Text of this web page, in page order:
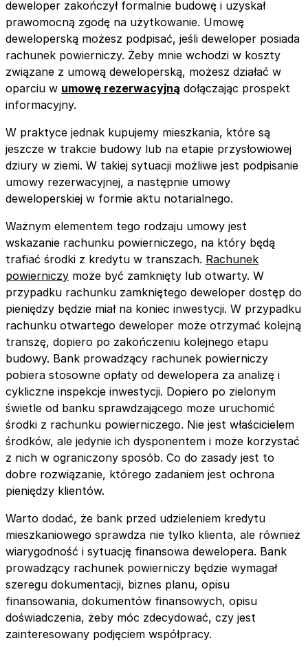
deweloper zakończył formalnie budowę i uzyskał
prawomocną zgodę na użytkowanie. Umowę
deweloperską możesz podpisać, jeśli deweloper posiada
rachunek powierniczy. Żeby mnie wchodzi w koszty
związane z umową deweloperską, możesz działać w
oparciu w umowę rezerwacyjną dołączając prospekt
informacyjny.
W praktyce jednak kupujemy mieszkania, które są
jeszcze w trakcie budowy lub na etapie przysłowiowej
dziury w ziemi. W takiej sytuacji możliwe jest podpisanie
umowy rezerwacyjnej, a następnie umowy
deweloperskiej w formie aktu notarialnego.
Ważnym elementem tego rodzaju umowy jest
wskazanie rachunku powierniczego, na który będą
trafiać środki z kredytu w transzach. Rachunek
powierniczy może być zamknięty lub otwarty. W
przypadku rachunku zamkniętego deweloper dostęp do
pieniędzy będzie miał na koniec inwestycji. W przypadku
rachunku otwartego deweloper może otrzymać kolejną
transzę, dopiero po zakończeniu kolejnego etapu
budowy. Bank prowadzący rachunek powierniczy
pobiera stosowne opłaty od dewelopera za analizę i
cykliczne inspekcje inwestycji. Dopiero po zielonym
świetle od banku sprawdzającego może uruchomić
środki z rachunku powierniczego. Nie jest właścicielem
środków, ale jedynie ich dysponentem i może korzystać
z nich w ograniczony sposób. Co do zasady jest to
dobre rozwiązanie, którego zadaniem jest ochrona
pieniędzy klientów.
Warto dodać, że bank przed udzieleniem kredytu
mieszkaniowego sprawdza nie tylko klienta, ale również
wiarygodność i sytuację finansowa dewelopera. Bank
prowadzący rachunek powierniczy będzie wymagał
szeregu dokumentacji, biznes planu, opisu
finansowania, dokumentów finansowych, opisu
doświadczenia, żeby móc zdecydować, czy jest
zainteresowany podjęciem współpracy.